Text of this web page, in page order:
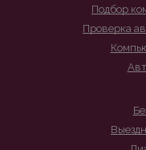
Подбор
Проверка